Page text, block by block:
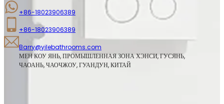
+86-18023906389
+86-18023906389
Barry@yilebathrooms.com
МЕН КОУ ЯНЬ, ПРОМЫШЛЕННАЯ ЗОНА ХЭНСИ, ГУСЯНЬ,
ЧАОАНЬ, ЧАОЧЖОУ, ГУАНДУН, КИТАЙ